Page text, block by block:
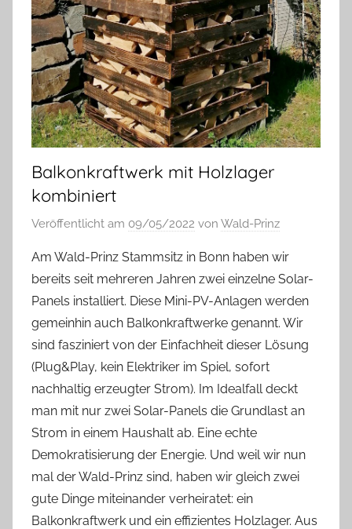
Balkonkraftwerk mit Holzlager
kombiniert
Veröffentlicht am 09/05/2022 von Wald-Prinz
Am Wald-Prinz Stammsitz in Bonn haben wir
bereits seit mehreren Jahren zwei einzelne Solar-
Panels installiert. Diese Mini-PV-Anlagen werden
gemeinhin auch Balkonkraftwerke genannt. Wir
sind fasziniert von der Einfachheit dieser Lösung
(Plug&Play, kein Elektriker im Spiel, sofort
nachhaltig erzeugter Strom). Im Idealfall deckt
man mit nur zwei Solar-Panels die Grundlast an
Strom in einem Haushalt ab. Eine echte
Demokratisierung der Energie. Und weil wir nun
mal der Wald-Prinz sind, haben wir gleich zwei
gute Dinge miteinander verheiratet: ein
Balkonkraftwerk und ein effizientes Holzlager. Aus